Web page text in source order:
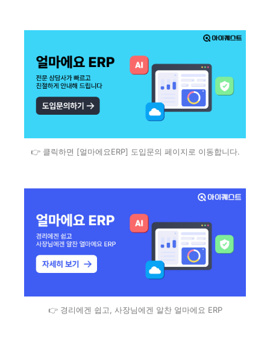
👉 클릭하면 [얼마에요ERP] 도입문의 페이지로 이동합니다.
👉 경리에겐 쉽고, 사장님에겐 알찬 얼마에요 ERP